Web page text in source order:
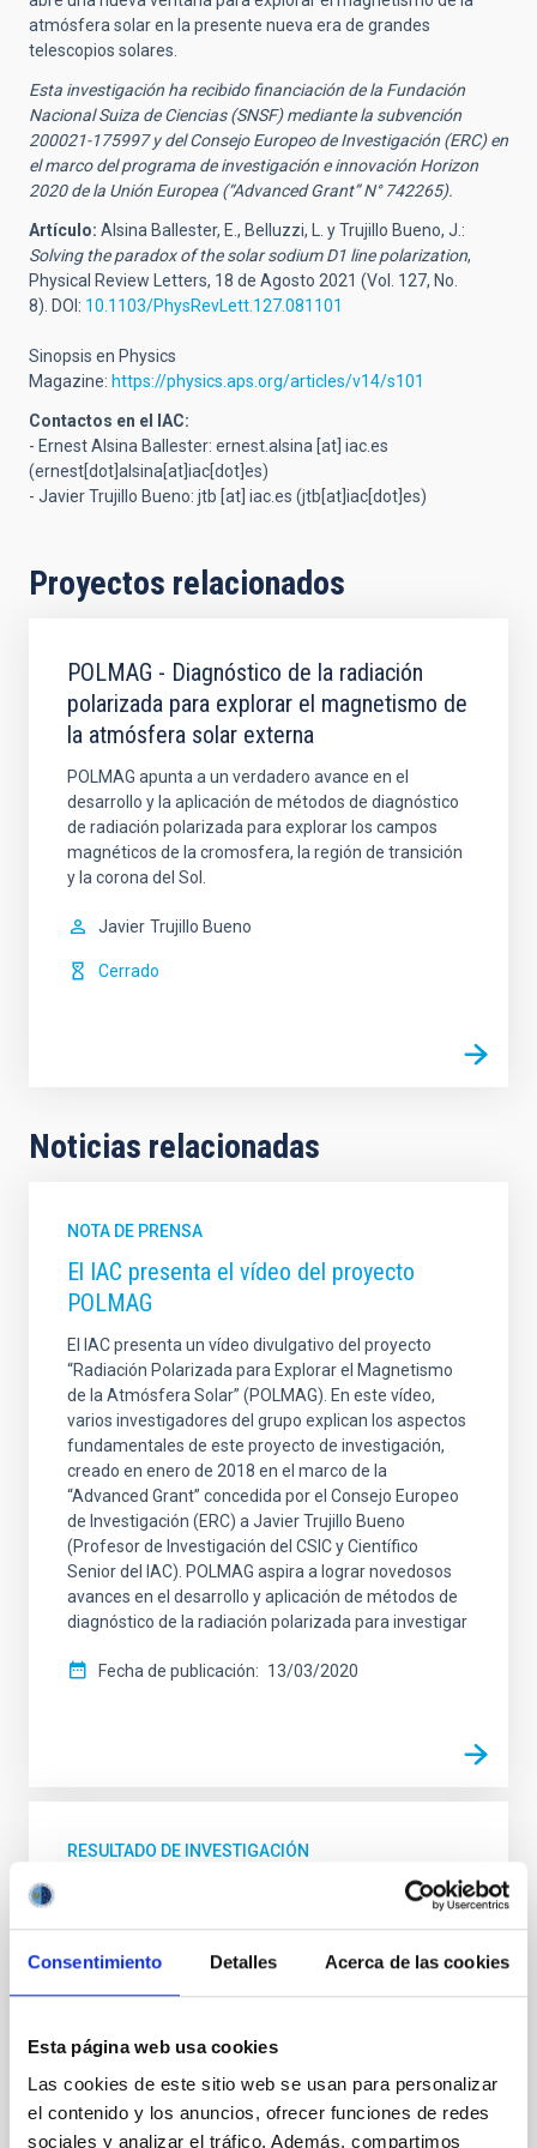
Consentimiento Detalles Acerca de las cookies
Esta página web usa cookies
Las cookies de este sitio web se usan para personalizar
el contenido y los anuncios, ofrecer funciones de redes
sociales y analizar el tráfico. Además, compartimos
atmósfera solar en la presente nueva era de grandes
telescopios solares.
Esta investigación ha recibido financiación de la Fundación
Nacional Suiza de Ciencias (SNSF) mediante la subvención
200021-175997 y del Consejo Europeo de Investigación (ERC) en
el marco del programa de investigación e innovación Horizon
2020 de la Unión Europea (“Advanced Grant” N° 742265).
Artículo: Alsina Ballester, E., Belluzzi, L. y Trujillo Bueno, J.:
Solving the paradox of the solar sodium D1 line polarization,
Physical Review Letters, 18 de Agosto 2021 (Vol. 127, No.
8) DOI: 10.1103/PhysRevLett.127.081101
Sinopsis en Physics
Magazine: https://physics.aps.org/articles/v14/s101
Contactos en el IAC:
- Ernest Alsina Ballester: ernest.alsina [at] iac.es
(ernest[dot]alsina[at]iac[dot]es)
- Javier Trujillo Bueno: jtb [at] iac.es (jtb[at]iac[dot]es)
Proyectos relacionados
POLMAG - Diagnóstico de la radiación
polarizada para explorar el magnetismo de
la atmósfera solar externa
POLMAG apunta a un verdadero avance en el
desarrollo y la aplicación de métodos de diagnóstico
de radiación polarizada para explorar los campos
magnéticos de la cromosfera, la región de transición
y la corona del Sol.
Javier Trujillo Bueno
Cerrado
Noticias relacionadas
NOTA DE PRENSA
El IAC presenta el vídeo del proyecto
POLMAG
El IAC presenta un vídeo divulgativo del proyecto
“Radiación Polarizada para Explorar el Magnetismo
de la Atmósfera Solar” (POLMAG). En este vídeo,
varios investigadores del grupo explican los aspectos
fundamentales de este proyecto de investigación,
creado en enero de 2018 en el marco de la
“Advanced Grant” concedida por el Consejo Europeo
de Investigación (ERC) a Javier Trujillo Bueno
(Profesor de Investigación del CSIC y Científico
Senior del IAC). POLMAG aspira a lograr novedosos
avances en el desarrollo y aplicación de métodos de
diagnóstico de la radiación polarizada para investigar
Fecha de publicación 13/03/2020
RESULTADO DE INVESTIGACIÓN
Explicada la polarización lineal de las
líneas IR del Ca II: dicroismo a campo nulo
en la cromosfera del Sol
Cerca del borde del disco visible del Sol es posible
procesos de "scattering" en las líneas del triplete IR
considerada un misterio, hasta el año 2003 en el que
investigadores del IAC pudieron demostrar mediante